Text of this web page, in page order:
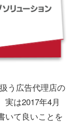
う広告代理店の
実は2017年4月
いて良いことを